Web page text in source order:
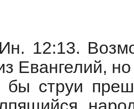
12:13.
Евангелий,
бы струи